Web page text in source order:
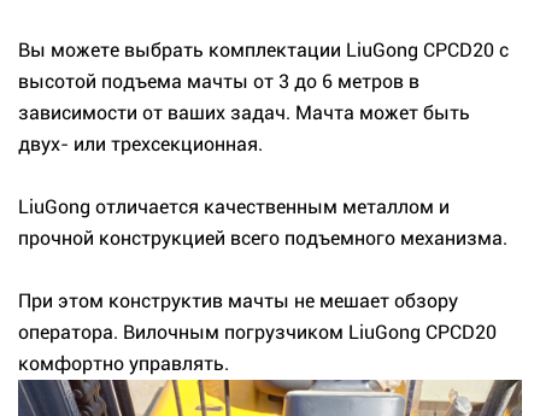
Вы можете выбрать комплектации LiuGong CPCD20 с
высотой подъема мачты от 3 до 6 метров в
зависимости от ваших задач. Мачта может быть
двух- или трехсекционная.
LiuGong отличается качественным металлом и
прочной конструкцией всего подъемного механизма.
При этом конструктив мачты не мешает обзору
оператора. Вилочным погрузчиком LiuGong CPCD20
комфортно управлять.